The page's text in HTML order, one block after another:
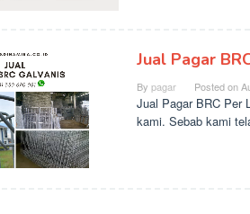
Jual Pagar
By pagar Posted on
Jual Pagar BRC Per
kami. Sebab kami